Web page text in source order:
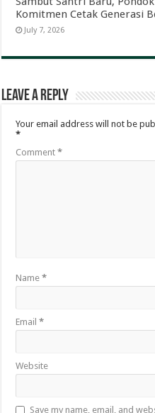
Komitmen Cetak Generasi
July 7, 2026
Leave a Reply
Your email address will not be
*
Comment*
Name*
Email*
Website
Save my name, email, and